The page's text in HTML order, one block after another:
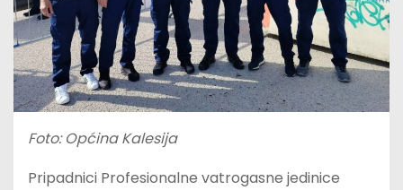
Foto: Općina Kalesija
Pripadnici Profesionalne vatrogasne jedinice